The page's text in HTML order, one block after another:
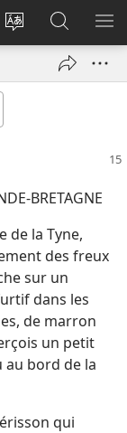
Changer
langue
Se
connecter
sur
JW.ORG
BRETAGNE
de la Tyne,
des freux
sur un
dans les
de marron
un petit
bord de la
qui